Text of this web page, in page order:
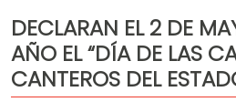
Capital
Policíaca
Cultura
DECLARAN EL 2 DE
AÑO EL “DÍA DE LAS
CANTEROS DEL